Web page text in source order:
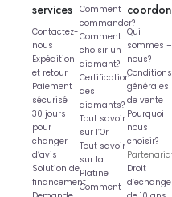
services
Contactez-
nous
Expédition
et retour
Paiement
sécurisé
30 jours
pour
changer
d’avis
Solution de
financement
Comment
commander?
Comment
choisir un
diamant?
Certification
des
diamants?
Tout savoir
sur l’Or
Tout savoir
sur la
Platine
Comment
Qui
sommes –
nous?
Conditions
générales
de vente
Pourquoi
nous
choisir?
Droit
d’echange